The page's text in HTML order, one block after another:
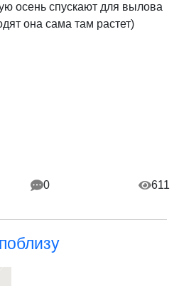
осень спускают для вылова
она сама там растет)
0 611